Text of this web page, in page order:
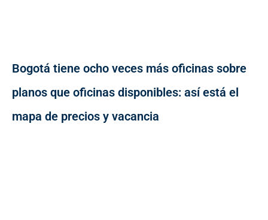
Bogotá tiene ocho veces más oficinas sobre
planos que oficinas disponibles: así está el
mapa de precios y vacancia